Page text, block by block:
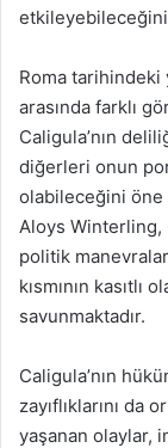
Roma
arasında farklı
Caligula’nın
diğerleri onun
olabileceğini
Aloys Winterling,
politik
kısmının kasıtlı
savunmaktadır.
Caligula’nın
zayıflıklarını da
yaşanan olaylar,